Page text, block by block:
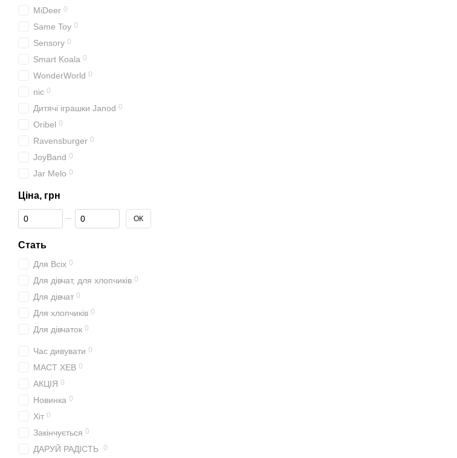
MiDeer 0
Same Toy 0
Sensory 0
Smart Koala 0
WonderWorld 0
nic 0
Дитячі іграшки Janod 0
Oribel 0
Ravensburger 0
JoyBand 0
Jar Melo 0
Ціна, грн
Від Ціна, грн
До Ціна, грн ОК
Стать
Для Всіх 0
Для дівчат, для хлопчиків 0
Для дівчат 0
Для хлопчиків 0
Для дівчаток 0
Час дивувати 0
МАСТ ХЕВ 0
АКЦІЯ 0
Новинка 0
Хіт 0
Закінчується 0
ДАРУЙ РАДІСТЬ 0